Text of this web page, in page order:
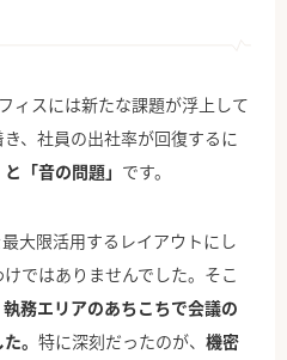
ィスには新たな課題が浮上して
、社員の出社率が回復するに
「音の問題」 です。
大限活用するレイアウトにし
ではありませんでした。そこ
務エリアのあちこちで会議の
。 特に深刻だったのが、 機密